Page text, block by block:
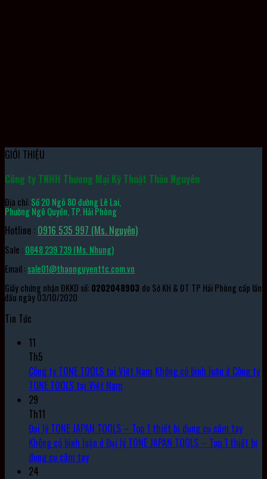
GIỚI THIỆU
Công ty TNHH Thương Mại Kỹ Thuật Thảo Nguyên
Địa chỉ:Số 20 Ngõ 80 đường Lê Lai,
Phường Ngô Quyền, TP. Hải Phòng
Hotline : 0916 535 997 (Ms. Nguyên)
Sale :0848 239 739 (Ms. Nhung)
Email :sale01@thaonguyenttc.com.vn
Giấy chứng nhận ĐKKD số:0202048903 do Sở KH & ĐT TP Hải Phòng cấp lần
đầu ngày 03/10/2020
Tin Tức
11
Th5
Công ty TONE TOOLS tại Việt Nam Không có bình luận ở Công ty
TONE TOOLS tại Việt Nam
29
Th11
Đại lý TONE JAPAN TOOLS – Top 1 thiết bị dụng cụ cầm tay
Không có bình luận ở Đại lý TONE JAPAN TOOLS – Top 1 thiết bị
dụng cụ cầm tay
24